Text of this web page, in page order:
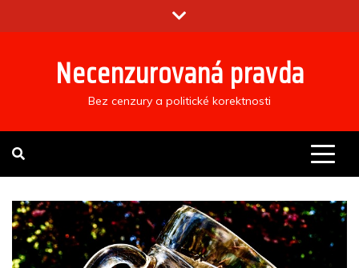
to
Necenzurovaná pravda
Bez cenzury a politické korektnosti